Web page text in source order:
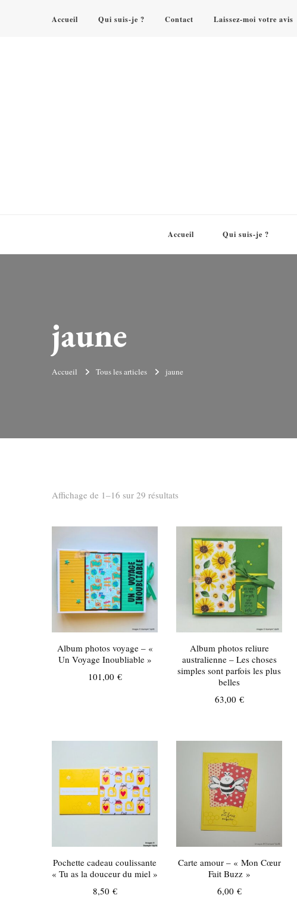
Accueil Qui suis-je ? Contact Laissez-moi votre avis
Accueil Qui suis-je ?
jaune
Accueil Tous les articles jaune
Affichage de 1–16 sur 29 résultats
plus
récent
ancien
Album photos voyage – «
Un Voyage Inoubliable »
101,00 €
Album photos reliure
australienne – Les choses
simples sont parfois les plus
belles
63,00 €
Pochette cadeau coulissante
« Tu as la douceur du miel »
8,50 €
Carte amour – « Mon Cœur
Fait Buzz »
6,00 €